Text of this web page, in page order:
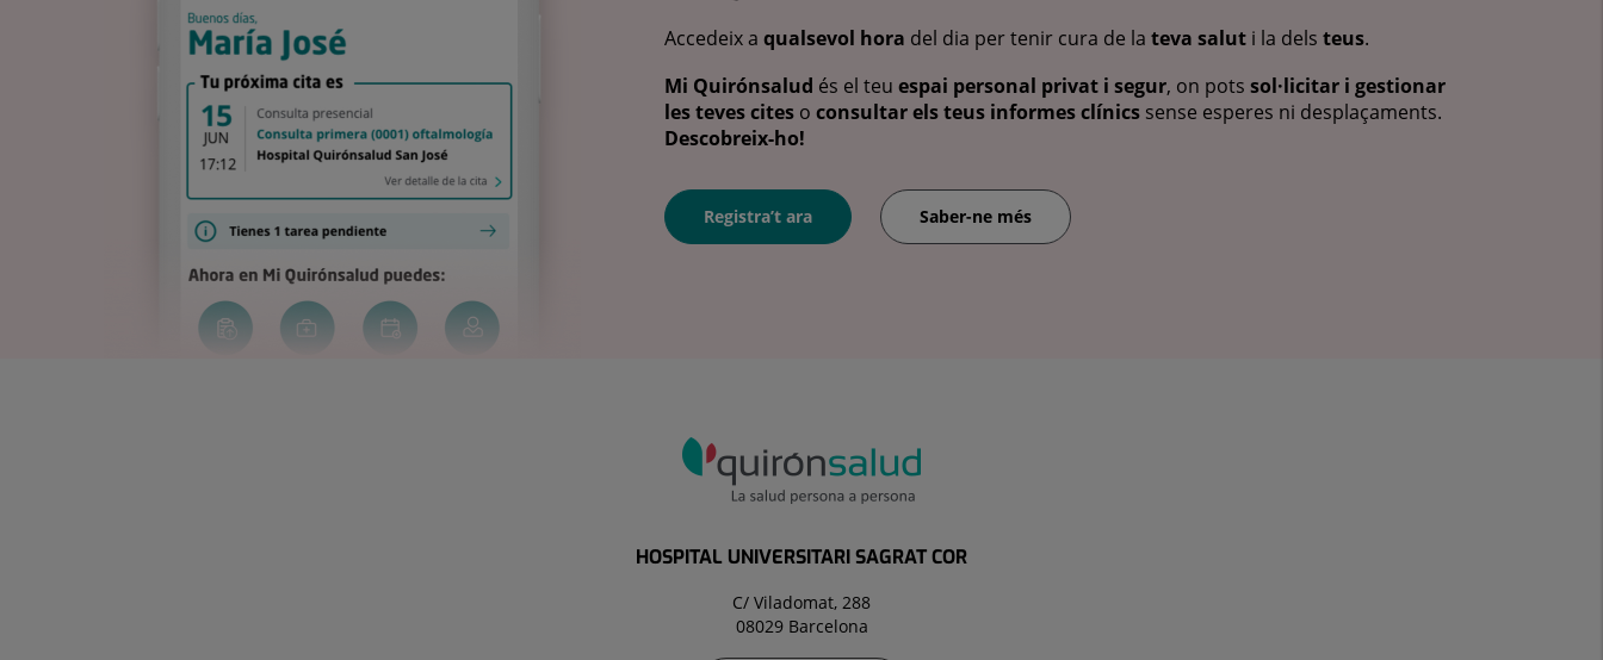
Accedeix a qualsevol hora del dia per tenir cura de la teva salut i la dels teus.
Mi Quirónsalud és el teu espai personal privat i segur, on pots sol·licitar i gestionar
les teves cites o consultar els teus informes clínics sense esperes ni desplaçaments.
Descobreix-ho!
Registra’t ara Saber-ne més
HOSPITAL UNIVERSITARI SAGRAT COR
C/ Viladomat, 288
08029 Barcelona